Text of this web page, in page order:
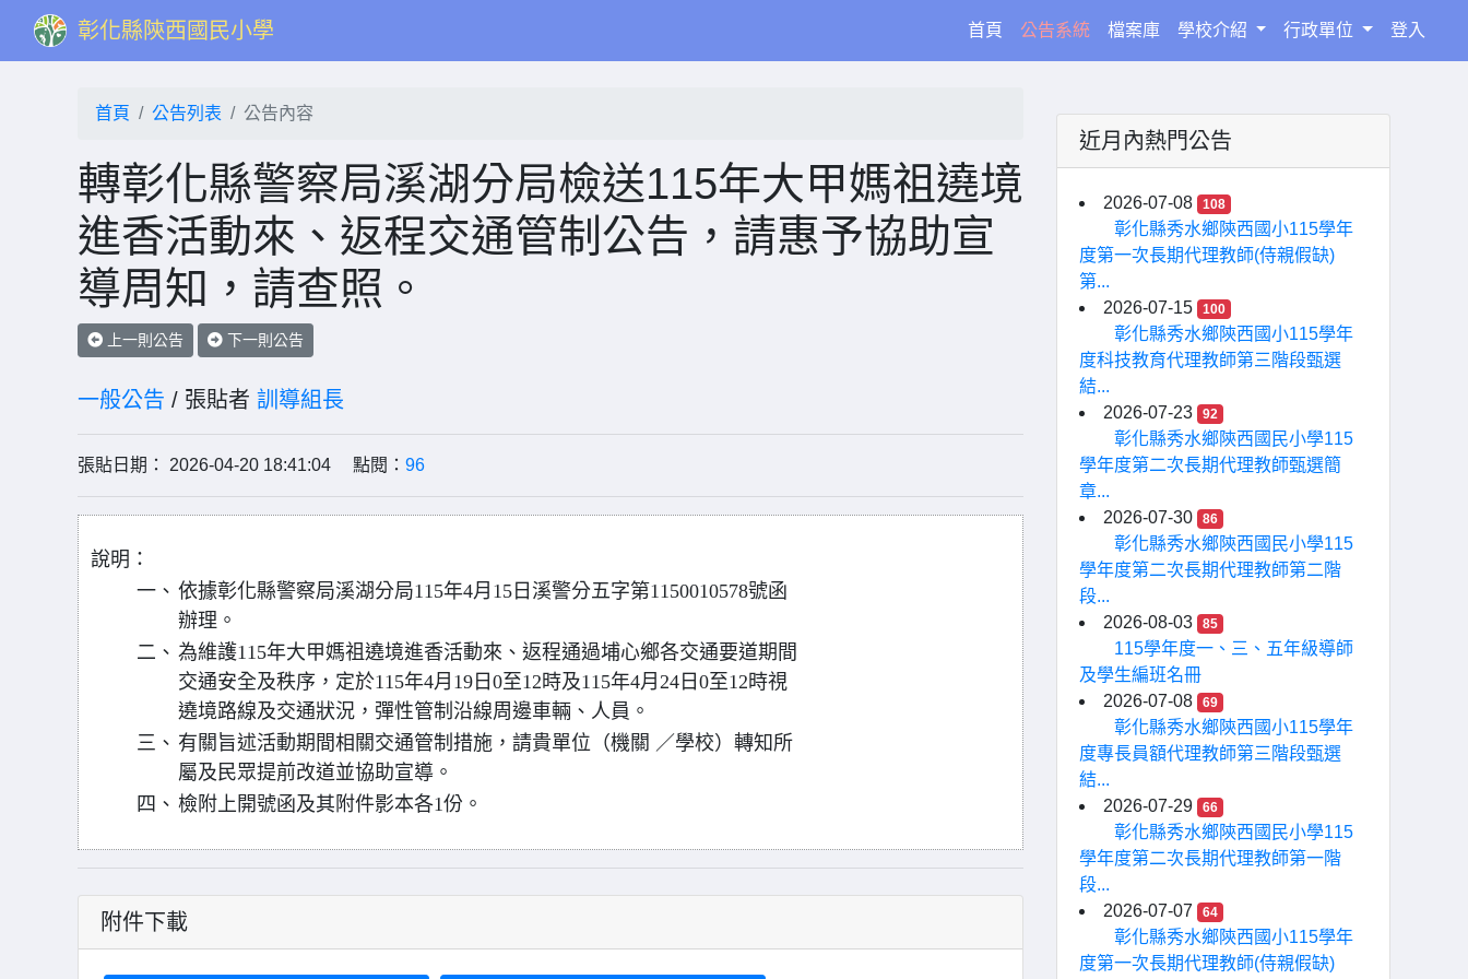
彰化縣陝西國民小學 首頁(current)
公告系統 檔案庫 學校介紹 行政單位 登入
首頁 公告列表 公告內容
轉彰化縣警察局溪湖分局檢送115年大甲媽祖遶境
進香活動來、返程交通管制公告，請惠予協助宣
導周知，請查照。
上一則公告 下一則公告
一般公告 / 張貼者 訓導組長
張貼日期： 2026-04-20 18:41:04 點閱： 96
說明：
一、 依據彰化縣警察局溪湖分局115年4月15日溪警分五字第1150010578號函
辦理。
二、 為維護115年大甲媽祖遶境進香活動來、返程通過埔心鄉各交通要道期間
交通安全及秩序，定於115年4月19日0至12時及115年4月24日0至12時視
遶境路線及交通狀況，彈性管制沿線周邊車輛、人員。
三、 有關旨述活動期間相關交通管制措施，請貴單位（機關 ／學校）轉知所
屬及民眾提前改道並協助宣導。
四、 檢附上開號函及其附件影本各1份。
附件下載
近月內熱門公告
2026-07-08 108
彰化縣秀水鄉陝西國小115學年
度第一次長期代理教師(侍親假缺)
第...
2026-07-15
100
彰化縣秀水鄉陝西國小115學年
度科技教育代理教師第三階段甄選
結...
2026-07-23
92
彰化縣秀水鄉陝西國民小學115
學年度第二次長期代理教師甄選簡
章...
2026-07-30
86
彰化縣秀水鄉陝西國民小學115
學年度第二次長期代理教師第二階
段...
2026-08-03
85
115學年度一、三、五年級導師
及學生編班名冊
2026-07-08
69
彰化縣秀水鄉陝西國小115學年
度專長員額代理教師第三階段甄選
結...
2026-07-29
66
彰化縣秀水鄉陝西國民小學115
學年度第二次長期代理教師第一階
段...
2026-07-07
64
彰化縣秀水鄉陝西國小115學年
度第一次長期代理教師(侍親假缺)